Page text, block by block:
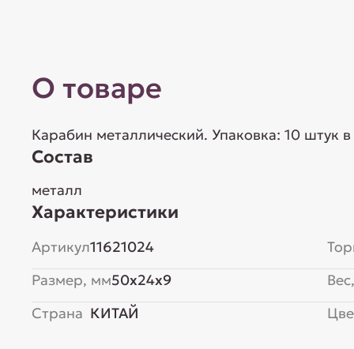
О товаре
Карабин металлический. Упаковка: 10 штук
Состав
металл
Характеристики
Артикул11621024
Размер, мм50x24x9
Страна КИТАЙ